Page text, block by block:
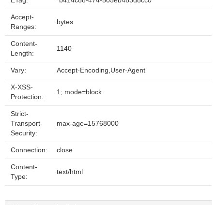
Accept-
Ranges:
bytes
Content-
Length:
1140
Vary: Accept-Encoding,User-Agent
X-XSS-
Protection:
1; mode=block
Strict-
Transport-
Security:
max-age=15768000
Connection: close
Content-
Type:
text/html